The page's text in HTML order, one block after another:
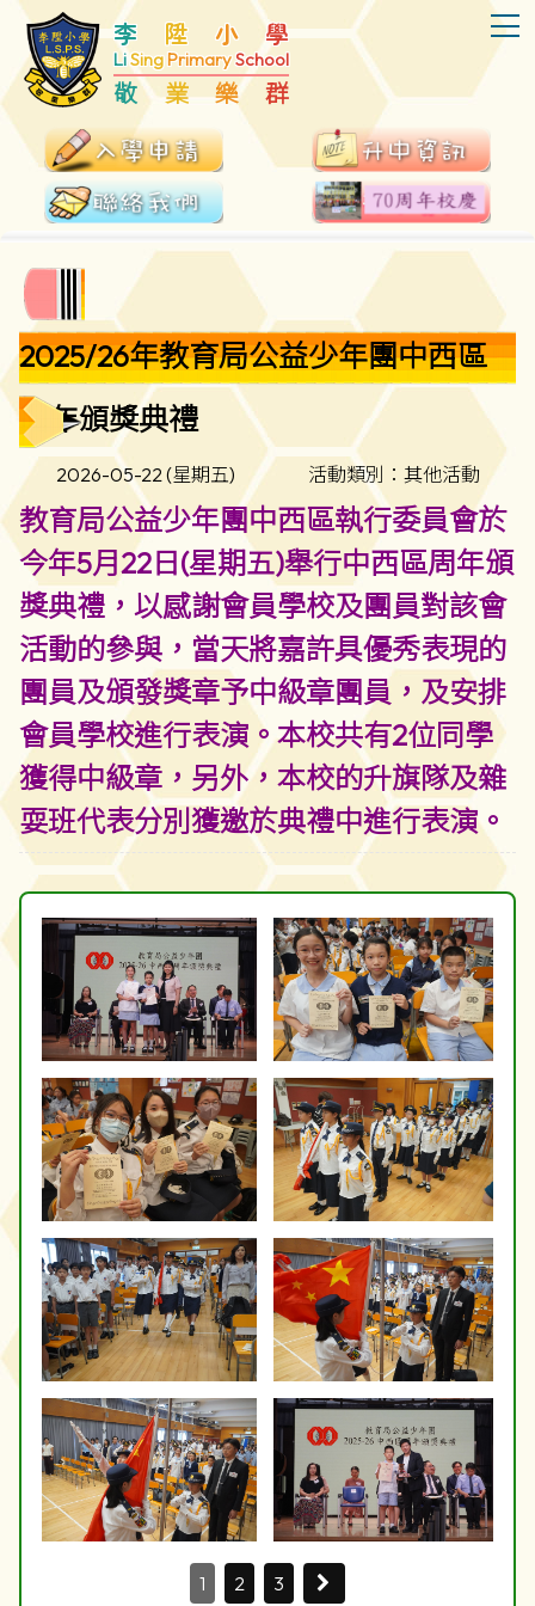
李 陞 小 學
LiSingPrimarySchool
敬 業 樂 群
2025/26年教育局公益少年團中西區
周年頒獎典禮
2026-05-22 (星期五) 活動類別：其他活動
教育局公益少年團中西區執行委員會於
今年5月22日(星期五)舉行中西區周年頒
獎典禮，以感謝會員學校及團員對該會
活動的參與，當天將嘉許具優秀表現的
團員及頒發獎章予中級章團員，及安排
會員學校進行表演。本校共有2位同學
獲得中級章，另外，本校的升旗隊及雜
耍班代表分別獲邀於典禮中進行表演。
1 2 3